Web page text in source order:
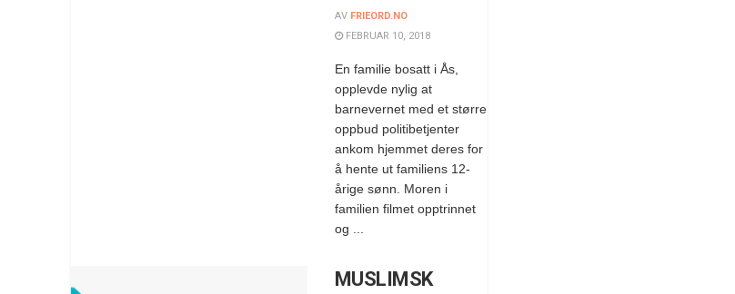
AV FRIEORD.NO
FEBRUAR 10, 2018
En familie bosatt i Ås,
opplevde nylig at
barnevernet med et større
oppbud politibetjenter
ankom hjemmet deres for
å hente ut familiens 12-
årige sønn. Moren i
familien filmet opptrinnet
og ...
MUSLIMSK